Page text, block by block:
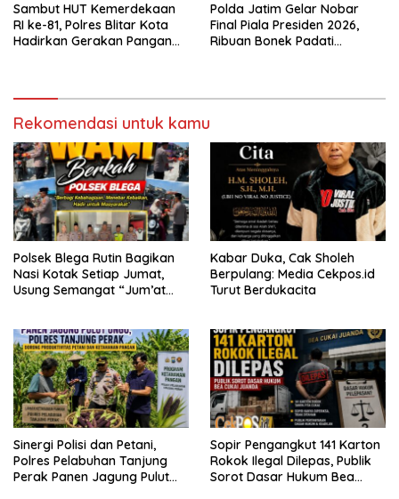
Sambut HUT Kemerdekaan
RI ke-81, Polres Blitar Kota
Hadirkan Gerakan Pangan
Polda Jatim Gelar Nobar
Final Piala Presiden 2026,
Ribuan Bonek Padati
Rekomendasi untuk kamu
Polsek Blega Rutin Bagikan
Nasi Kotak Setiap Jumat,
Usung Semangat “Jum’at
Kabar Duka, Cak Sholeh
Berpulang: Media Cekpos.id
Turut Berdukacita
Sinergi Polisi dan Petani,
Polres Pelabuhan Tanjung
Perak Panen Jagung Pulut
Sopir Pengangkut 141 Karton
Rokok Ilegal Dilepas, Publik
Sorot Dasar Hukum Bea